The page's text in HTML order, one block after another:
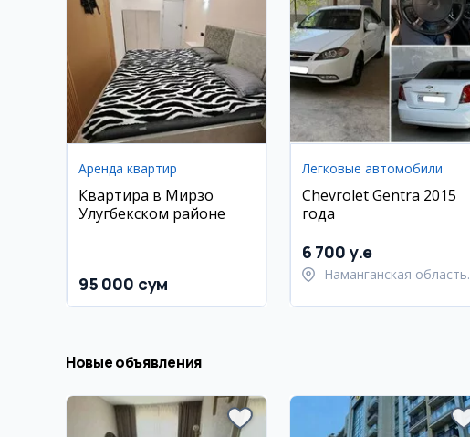
Аренда квартир
Квартира в Мирзо
Улугбекском районе
95 000 сум
Легковые автомобили
Chevrolet Gentra 2015
года
6 700 y.e
Наманганская область,
Новые объявления